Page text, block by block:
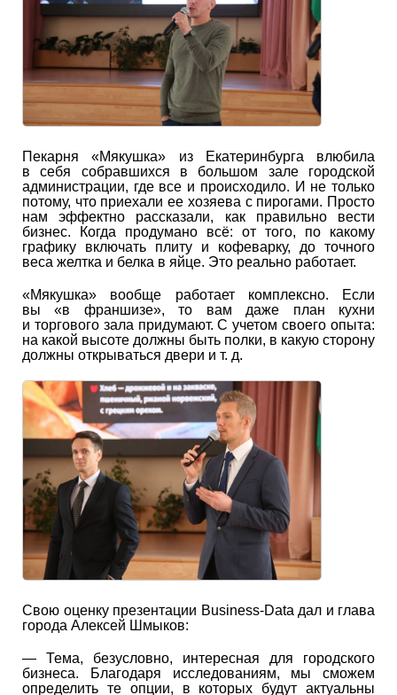
Пекарня «Мякушка» из Екатеринбурга влюбила
в себя собравшихся в большом зале городской
администрации, где все и происходило. И не только
потому, что приехали ее хозяева с пирогами. Просто
нам эффектно рассказали, как правильно вести
бизнес. Когда продумано всё: от того, по какому
графику включать плиту и кофеварку, до точного
веса желтка и белка в яйце. Это реально работает.
«Мякушка» вообще работает комплексно. Если
вы «в франшизе», то вам даже план кухни
и торгового зала придумают. С учетом своего опыта:
на какой высоте должны быть полки, в какую сторону
должны открываться двери и т. д.
Свою оценку презентации Business-Data дал и глава
города Алексей Шмыков:
— Тема, безусловно, интересная для городского
бизнеса. Благодаря исследованиям, мы сможем
определить те опции, в которых будут актуальны